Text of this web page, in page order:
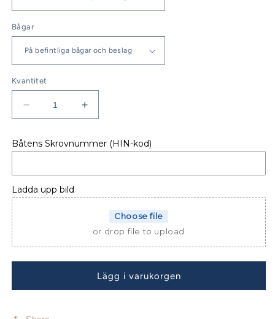
Bågar
Kvantitet
Minska
kvantitet
SOLSKYDD
FISHER
695
Croisiere
Öka
kvantitet
SOLSKYDD
FISHER
Croisiere
Båtens Skrovnummer (HIN-kod)
Ladda upp bild
Choose file
or drop file to upload
Lägg i varukorgen